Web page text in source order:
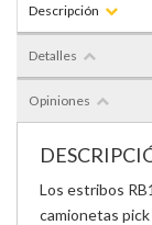
Descripción
Detalles
Opiniones
Los estribos
camionetas pick